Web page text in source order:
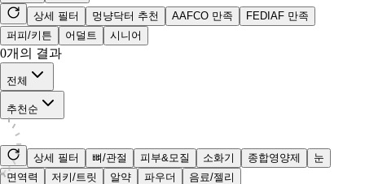
상세 필터
멍냥닥터 추천 AAFCO 만족
FEDIAF 만족
퍼피/키튼
어덜트 시니어
0개의 결과
전체
추천순
상세 필터 뼈/관절 피부&모질 소화기 종합영양제
눈
면역력
저키/트릿 알약 파우더 음료/젤리